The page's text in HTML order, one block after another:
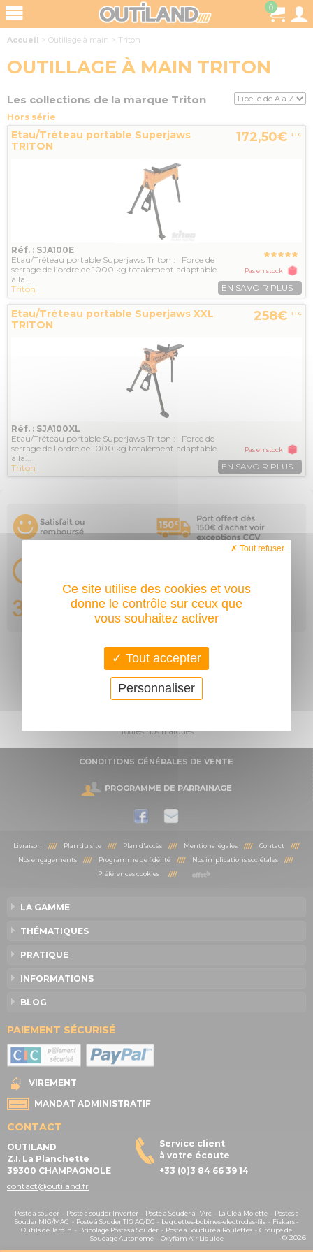
0
Accueil > Outillage à main > Triton
OUTILLAGE À MAIN TRITON
Les collections de la marque Triton
Hors série
Etau/Tréteau portable Superjaws
TRITON
172,50€ TTC
Réf. : SJA100E
Etau/Tréteau portable Superjaws Triton : Force de
serrage de l’ordre de 1000 kg totalement adaptable
à la...
Triton
Pas en stock
EN SAVOIR PLUS
Etau/Tréteau portable Superjaws XXL
TRITON
258€ TTC
Réf. : SJA100XL
Etau/Tréteau portable Superjaws Triton : Force de
serrage de l’ordre de 1000 kg totalement adaptable
à la...
Triton
Pas en stock
EN SAVOIR PLUS
Toutes nos marques
CONDITIONS GÉNÉRALES DE VENTE
PROGRAMME DE PARRAINAGE
Livraison //// Plan du site //// Plan d'accès //// Mentions légales //// Contact ////
Nos engagements//// Programme de fidélité//// Nos implications sociétales////
Préférences cookies
////
LA GAMME
THÉMATIQUES
PRATIQUE
INFORMATIONS
BLOG
PAIEMENT SÉCURISÉ
VIREMENT
MANDAT ADMINISTRATIF
CONTACT
OUTILAND
Z.I. La Planchette
39300 CHAMPAGNOLE
contact@outiland.fr
Service client
à votre écoute
+33 (0)3 84 66 39 14
Poste a souder- Poste à souder Inverter- Poste à Souder à l'Arc - La Clé à Molette- Postes à
Souder MIG/MAG - Poste à Souder TIG AC/DC - baguettes-bobines-electrodes-fils - Fiskars -
Outils de Jardin - Bricolage Postes à Souder - Poste à Soudure à Roulettes - Groupe de
Soudage Autonome- Oxyflam Air Liquide © 2026
Ce site utilise des cookies et vous
donne le contrôle sur ceux que
vous souhaitez activer
Tout accepter
Tout refuser
Personnaliser